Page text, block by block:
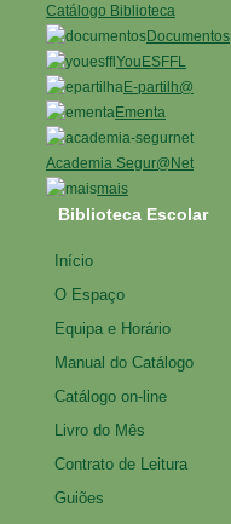
Catálogo Biblioteca
Documentos
YouESFFL
E-partilh@
Ementa
Academia Segur@Net
mais
Biblioteca Escolar
Início
O Espaço
Equipa e Horário
Manual do Catálogo
Catálogo on-line
Livro do Mês
Contrato de Leitura
Guiões